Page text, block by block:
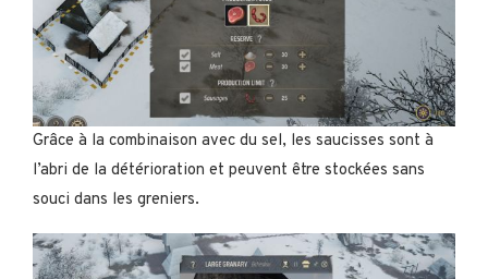
Grâce à la combinaison avec du sel, les saucisses sont à
l’abri de la détérioration et peuvent être stockées sans
souci dans les greniers.